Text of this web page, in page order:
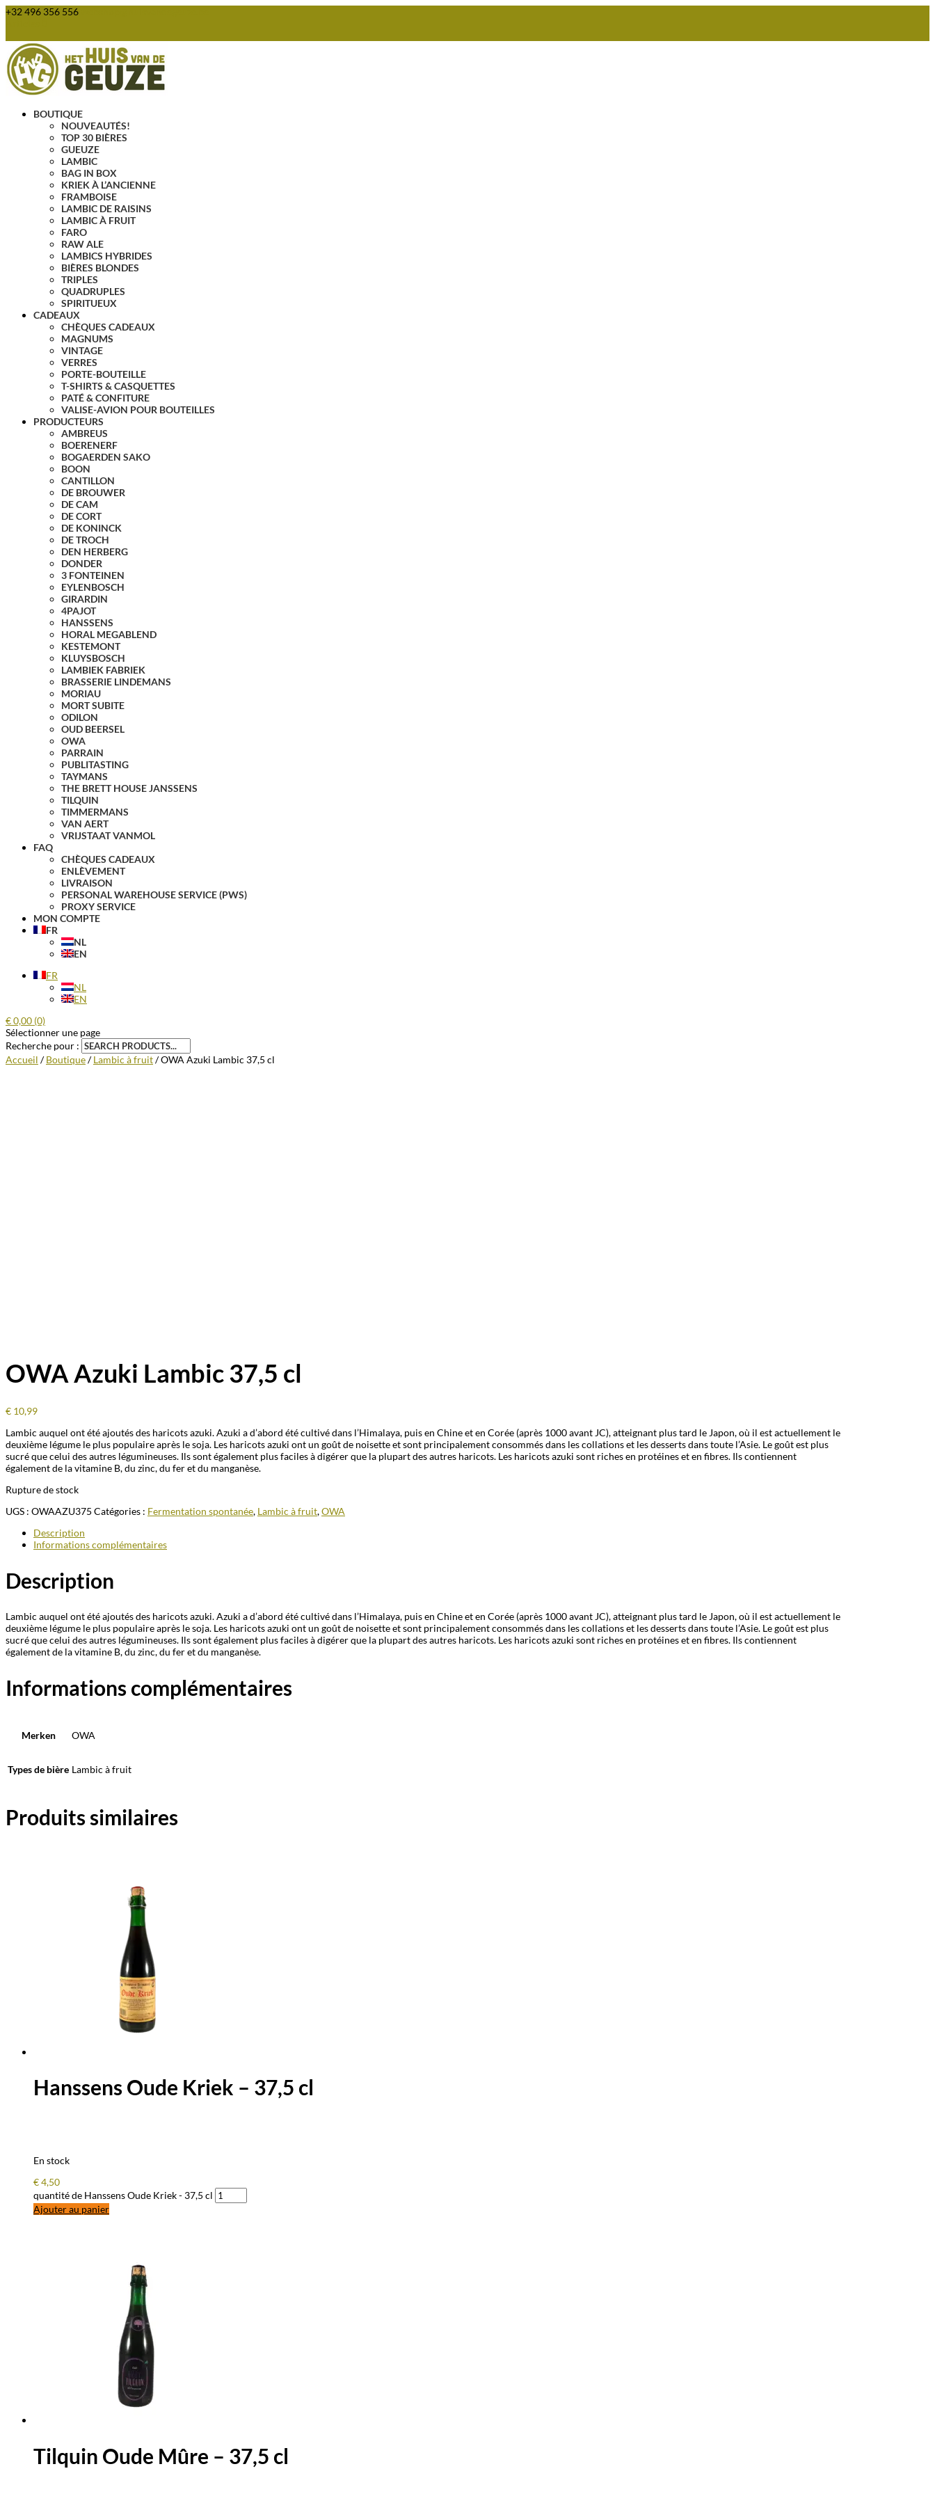
+32 496 356 556
BOUTIQUE
NOUVEAUTÉS!
TOP 30 BIÈRES
GUEUZE
LAMBIC
BAG IN BOX
KRIEK À L’ANCIENNE
FRAMBOISE
LAMBIC DE RAISINS
LAMBIC À FRUIT
FARO
RAW ALE
LAMBICS HYBRIDES
BIÈRES BLONDES
TRIPLES
QUADRUPLES
SPIRITUEUX
CADEAUX
CHÈQUES CADEAUX
MAGNUMS
VINTAGE
VERRES
PORTE-BOUTEILLE
T-SHIRTS & CASQUETTES
PATÉ & CONFITURE
VALISE-AVION POUR BOUTEILLES
PRODUCTEURS
AMBREUS
BOERENERF
BOGAERDEN SAKO
BOON
CANTILLON
DE BROUWER
DE CAM
DE CORT
DE KONINCK
DE TROCH
DEN HERBERG
DONDER
3 FONTEINEN
EYLENBOSCH
GIRARDIN
4PAJOT
HANSSENS
HORAL MEGABLEND
KESTEMONT
KLUYSBOSCH
LAMBIEK FABRIEK
BRASSERIE LINDEMANS
MORIAU
MORT SUBITE
ODILON
OUD BEERSEL
OWA
PARRAIN
PUBLITASTING
TAYMANS
THE BRETT HOUSE JANSSENS
TILQUIN
TIMMERMANS
VAN AERT
VRIJSTAAT VANMOL
FAQ
CHÈQUES CADEAUX
ENLÈVEMENT
LIVRAISON
PERSONAL WAREHOUSE SERVICE (PWS)
PROXY SERVICE
MON COMPTE
FR
NL
EN
FR
NL
EN
€0,00 (0)
Sélectionner une page
Recherche pour :
Accueil /Boutique/Lambic à fruit/ OWA Azuki Lambic 37,5 cl
OWA Azuki Lambic 37,5 cl
€ 10,99
Lambic auquel ont été ajoutés des haricots azuki. Azuki a d’abord été cultivé dans l’Himalaya, puis en Chine et en Corée (après 1000 avant JC), atteignant plus tard le Japon, où il est actuellement le
deuxième légume le plus populaire après le soja. Les haricots azuki ont un goût de noisette et sont principalement consommés dans les collations et les desserts dans toute l’Asie. Le goût est plus
sucré que celui des autres légumineuses. Ils sont également plus faciles à digérer que la plupart des autres haricots. Les haricots azuki sont riches en protéines et en fibres. Ils contiennent
également de la vitamine B, du zinc, du fer et du manganèse.
Rupture de stock
UGS : OWAAZU375 Catégories : Fermentation spontanée, Lambic à fruit,OWA
Description
Informations complémentaires
Description
Lambic auquel ont été ajoutés des haricots azuki. Azuki a d’abord été cultivé dans l’Himalaya, puis en Chine et en Corée (après 1000 avant JC), atteignant plus tard le Japon, où il est actuellement le
deuxième légume le plus populaire après le soja. Les haricots azuki ont un goût de noisette et sont principalement consommés dans les collations et les desserts dans toute l’Asie. Le goût est plus
sucré que celui des autres légumineuses. Ils sont également plus faciles à digérer que la plupart des autres haricots. Les haricots azuki sont riches en protéines et en fibres. Ils contiennent
également de la vitamine B, du zinc, du fer et du manganèse.
Informations complémentaires
Merken OWA
Types de bière Lambic à fruit
Produits similaires
Hanssens Oude Kriek – 37,5 cl
En stock
€4,50
quantité de Hanssens Oude Kriek - 37,5 cl
Ajouter au panier
Tilquin Oude Mûre – 37,5 cl